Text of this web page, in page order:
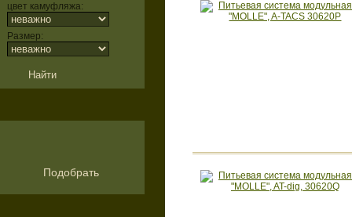
цвет камуфляжа:
Размер:
Подобрать